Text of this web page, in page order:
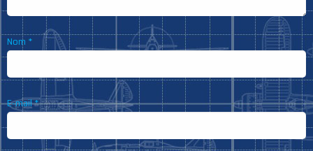
Nom *
E-mail*